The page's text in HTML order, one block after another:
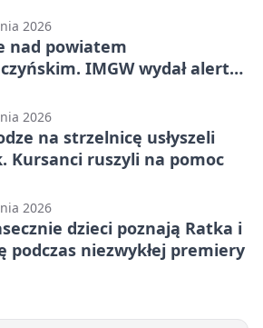
2026
nad powiatem
IMGW wydał alert
2026
na strzelnicę usłyszeli
Kursanci ruszyli na pomoc
2026
dzieci poznają Ratka i
podczas niezwykłej premiery